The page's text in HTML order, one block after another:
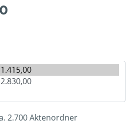
2.700 Aktenordner